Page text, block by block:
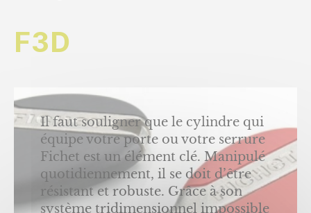
F3D
Il faut souligner que le cylindre qui
équipe votre porte ou votre serrure
Fichet est un élément clé. Manipulé
quotidiennement, il se doit d’être
résistant et robuste. Grâce à son
système tridimensionnel impossible